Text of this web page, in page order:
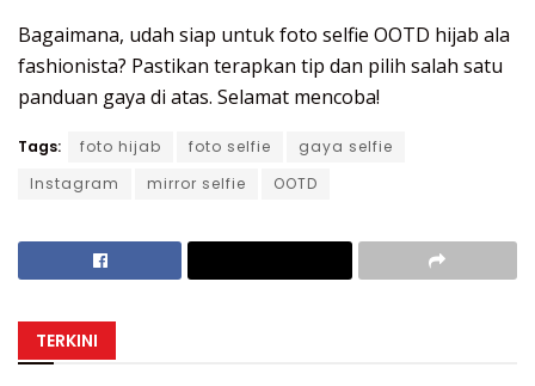
Bagaimana, udah siap untuk foto selfie OOTD hijab ala
fashionista? Pastikan terapkan tip dan pilih salah satu
panduan gaya di atas. Selamat mencoba!
Tags: foto hijab foto selfie
gaya selfie
Instagram
mirror selfie OOTD
TERKINI